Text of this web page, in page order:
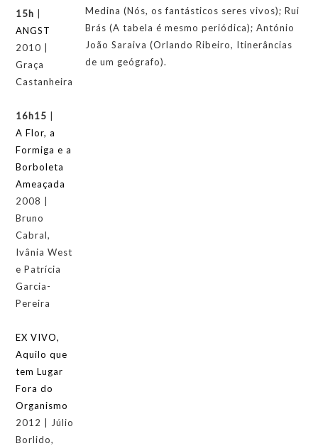
15h
ANGST
2010 |
Graça
Castanheira
16h15
A Flor, a
Formiga e a
Borboleta
Ameaçada
2008 |
Bruno
Cabral,
Ivânia West
e Patrícia
Garcia-
Pereira
EX VIVO,
Aquilo que
tem Lugar
Fora do
Organismo
2012 | Júlio
Borlido,
Medina (Nós, os fantásticos seres vivos); Rui
Brás (A tabela é mesmo periódica); António
João Saraiva (Orlando Ribeiro, Itinerâncias
de um geógrafo).